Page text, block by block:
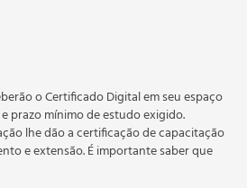
Livres: 10 questões objetivas, as quais
prova única e referente a todo o
devem ser feitos dentro do
ou superior a 60%para a conclusão e
do curso. Em caso de reprovação,
a prova dentro do período do
Os cursos gratuitos não possuem nova
descritivas.
o Certificado Digital em seu espaço
prazo mínimo de estudo exigido.
lhe dão a certificação de capacitação
e extensão. É importante saber que
às certificações de cursos técnicos ou